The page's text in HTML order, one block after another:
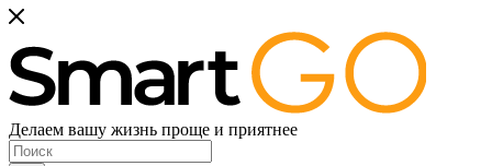
Делаем вашу жизнь проще и приятнее